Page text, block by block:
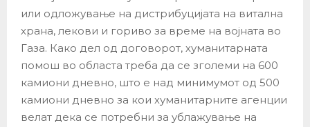
или одложување на дистрибуцијата на витална
храна, лекови и гориво за време на војната во
Газа. Како дел од договорот, хуманитарната
помош во областа треба да се зголеми на 600
камиони дневно, што е над минимумот од 500
камиони дневно за кои хуманитарните агенции
велат дека се потребни за ублажување на